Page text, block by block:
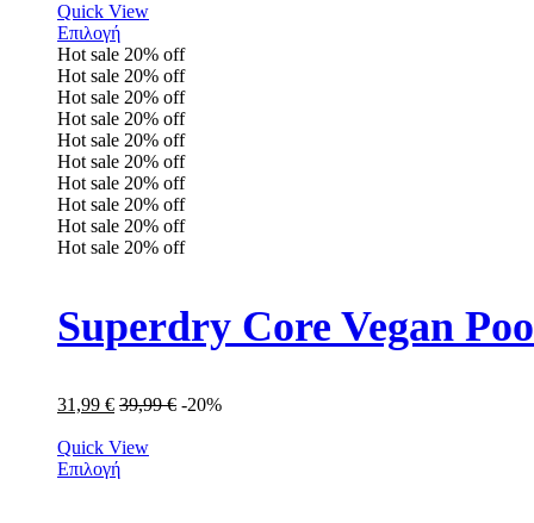
Quick View
Επιλογή
Hot sale 20% off
Hot sale 20% off
Hot sale 20% off
Hot sale 20% off
Hot sale 20% off
Hot sale 20% off
Hot sale 20% off
Hot sale 20% off
Hot sale 20% off
Hot sale 20% off
Superdry Core Vegan
31,99 € 39,99€ -20%
Quick View
Επιλογή